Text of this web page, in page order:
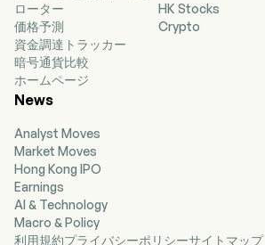
ローター
価格予測
資金調達トラッカー
暗号通貨比較
ホームページ
HK Stocks
Crypto
News
Analyst Moves
Market Moves
Hong Kong IPO
Earnings
AI & Technology
Macro & Policy
利用規約プライバシーポリシーサイトマップ